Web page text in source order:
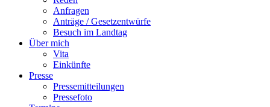
Anfragen
Anträge / Gesetzentwürfe
Besuch im Landtag
Über mich
Vita
Einkünfte
Presse
Pressemitteilungen
Pressefoto